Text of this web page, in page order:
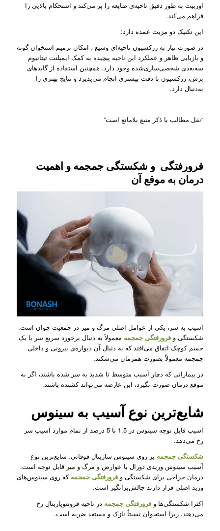
اوربیت به طور دقیق ناحیه‌ی ضایعه را پر می‌کند و استحکام بالایی را
فراهم می‌کند.
این تکنیک دو مزیت عمده دارد:
در صورت نیاز به رزکسیون ناحیه‌ای‌ وسیع ، امکان ترمیم استخوان گونه
و بازیابی ظاهر و عملکرد این ناحیه پیچیده به کمک ایمپلنت تیتانیوم
سه‌بعدی شخصی‌سازی‌شده وجود دارد. همچنین استفاده از گایدهای
برش، رزکسیون با دقت بیشتری انجام می‌پذیرد و نتایج بهتری را
به‌دنبال دارد.
“نقل مطالب با ذکر منبع بلامانع است”
فرورفتگی و شکستگی جمجمه و اهمیت
درمان به موقع آن
آسیب به سر، یکی از عوامل اصلی مرگ و میر در جمعیت جوان است.
شکستگی و فرورفتگی جمجمه معمولاً به دنبال برخورد سریع سر با یک
جسم کوچک اتفاق می‌افتد که به دنبال آن دیواره‌ی بیرونی و داخلی
جمجمه معمولاً بصورت همزمان می‌شکند.
در بیمارانی که دچار آسیب متوسط تا شدید به سر شده باشند، اگر به
موقع درمان صورت نگیرد، این عارضه می‌تواند کشنده باشند.
شایع‌ترین نوع آسیب به سینوس
آسیب قابل توجه سینوس در 1.5 تا 5 درصد از تمام موارد آسیب سر
رخ می‌دهد.
شکستگی جمجمه بر روی سینوس ساژیتال فوقانی، شایع‌ترین نوع
آسیب سینوس وریدی دورال با عوارض و مرگ و میر قابل توجه است.
درمان جراحی برای شکستگی و فرورفتگی جمجمه که روی سینوس‌های
ورید اصلی قرار دارند جالش‌برانگیز است.
اکثرا شکستگی‌ها و فرورفتگی جمجمه ‌در ناحیه فرونتوپاریتال رخ
می‌دهند، زیرا استخوان نسبتاً نازک و مستعد ضربه است.